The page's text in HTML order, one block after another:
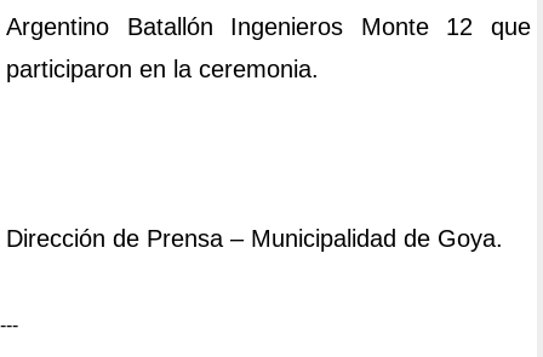
Argentino Batallón Ingenieros Monte 12 que
participaron en la ceremonia.
Dirección de Prensa – Municipalidad de Goya.
---